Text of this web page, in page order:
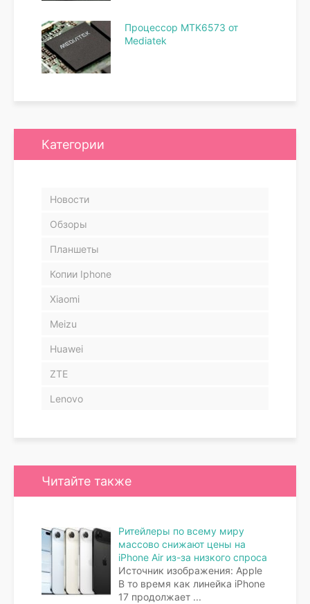
Процессор MTK6573 от
Mediatek
Категории
Новости
Обзоры
Планшеты
Копии Iphone
Xiaomi
Meizu
Huawei
ZTE
Lenovo
Читайте также
Ритейлеры по всему миру
массово снижают цены на
iPhone Air из-за низкого спроса
Источник изображения: Apple
В то время как линейка iPhone
17 продолжает ...